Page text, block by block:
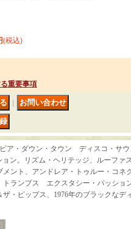
(税込)
重要事項
ビア・ダウン・タウン ディスコ・サウ
ン。リズム・ヘリテッジ、ルーファ
ント、アンドレア・トゥルー・コネ
ランプス エクスタシー・パッショ
・ピップス、1976年のブラックなデ